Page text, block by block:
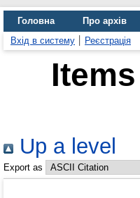
Головна Про архів
Вхід в систему
Реєстрація
Up a level
Export as